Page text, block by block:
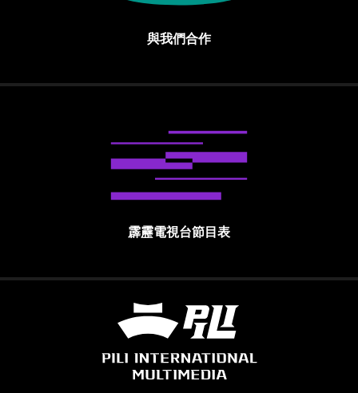
與我們合作
霹靂電視台節目表
霹靂國際多媒體股份有限公司 PILI